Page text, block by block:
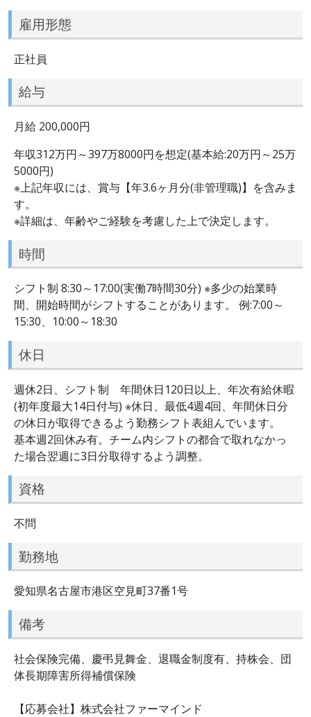
雇用形態
正社員
給与
月給 200,000円
年収312万円～397万8000円を想定(基本給:20万円～25万
5000円)
※上記年収には、賞与【年3.6ヶ月分(非管理職)】を含みま
す。
※詳細は、年齢やご経験を考慮した上で決定します。
時間
シフト制 8:30～17:00(実働7時間30分) ※多少の始業時
間、開始時間がシフトすることがあります。 例:7:00～
15:30、10:00～18:30
休日
週休2日、シフト制 年間休日120日以上、年次有給休暇
(初年度最大14日付与) ※休日、最低4週4回、年間休日分
の休日が取得できるよう勤務シフト表組んでいます。
基本週2回休み有。チーム内シフトの都合で取れなかっ
た場合翌週に3日分取得するよう調整。
資格
不問
勤務地
愛知県名古屋市港区空見町37番1号
備考
社会保険完備、慶弔見舞金、退職金制度有、持株会、団
体長期障害所得補償保険
【応募会社】株式会社ファーマインド